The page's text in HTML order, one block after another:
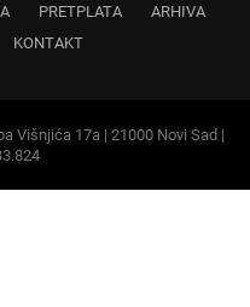
PRETPLATA
ARHIVA
KONTAKT
Višnjića 17a | 21000 Novi Sad |